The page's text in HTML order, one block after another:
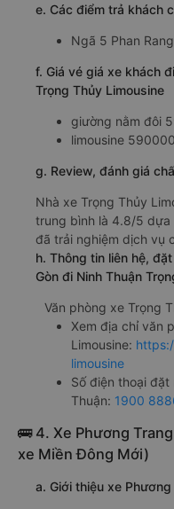
e. Các điểm trả khách
Ngã 5 Phan Rang
f. Giá vé giá xe khách
Trọng Thủy Limousine
giường nằm đôi
limousine
g. Review, đánh giá
Nhà xe Trọng Thủy
trung bình là 4.8/5 dựa
đã trải nghiệm dịch vụ
h. Thông tin liên hệ,
Gòn đi Ninh Thuận
Văn phòng xe Trọng
Xem địa chỉ văn
Limousine:
limousine
Số điện thoại đặt
Thuận: 1900
🚌 4. Xe Phương
xe Miền Đông Mới)
a. Giới thiệu xe Phương